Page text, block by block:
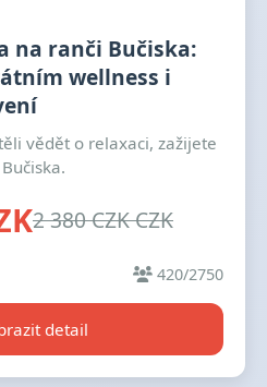
na ranči Bučiska:
wellness i
vědět o relaxaci, zažijete
2 380 CZK CZK
420/2750
detail